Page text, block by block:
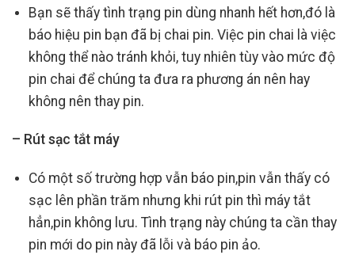
Bạn sẽ thấy tình trạng pin dùng nhanh hết hơn,đó là
báo hiệu pin bạn đã bị chai pin. Việc pin chai là việc
không thể nào tránh khỏi, tuy nhiên tùy vào mức độ
pin chai để chúng ta đưa ra phương án nên hay
không nên thay pin.
– Rút sạc tắt máy
Có một số trường hợp vẫn báo pin,pin vẫn thấy có
sạc lên phần trăm nhưng khi rút pin thì máy tắt
hẳn,pin không lưu. Tình trạng này chúng ta cần thay
pin mới do pin này đã lỗi và báo pin ảo.